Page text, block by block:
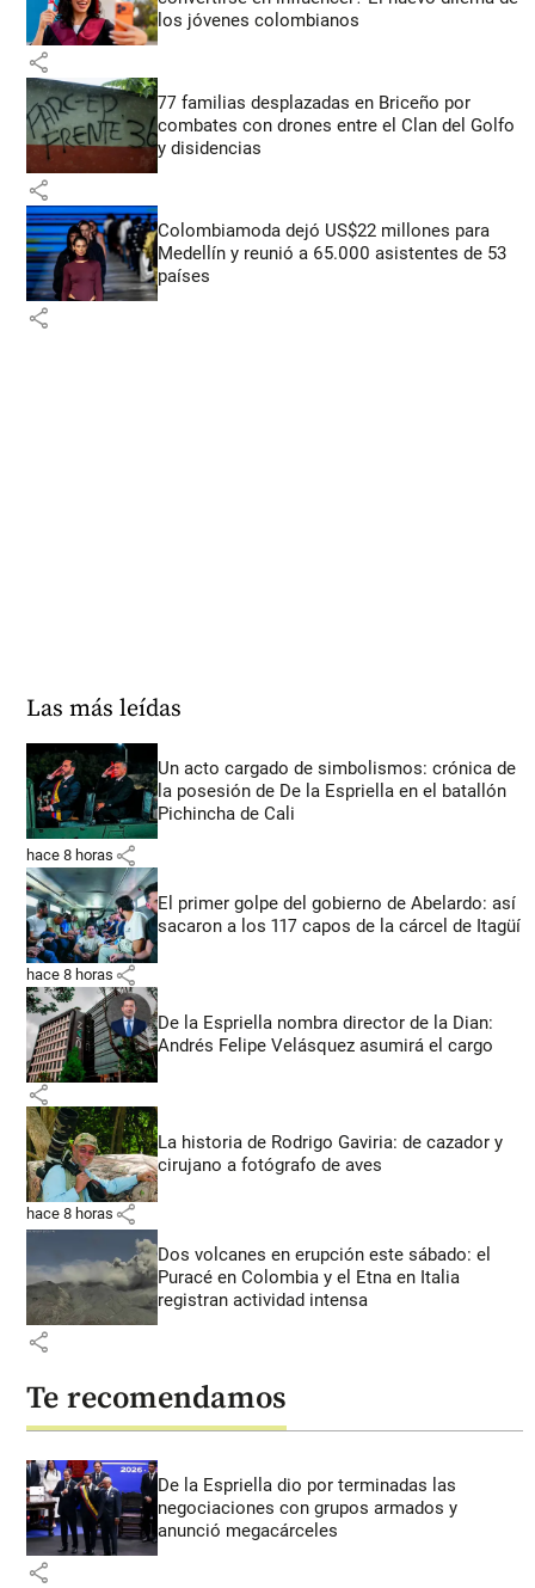
los jóvenes colombianos
share
77 familias desplazadas en Briceño por
combates con drones entre el Clan del Golfo
y disidencias
share
Colombiamoda dejó US$22 millones para
Medellín y reunió a 65.000 asistentes de 53
países
share
Las más leídas
Un acto cargado de simbolismos: crónica de
la posesión de De la Espriella en el batallón
Pichincha de Cali
hace 8 horas share
El primer golpe del gobierno de Abelardo: así
sacaron a los 117 capos de la cárcel de Itagüí
hace 8 horas share
De la Espriella nombra director de la Dian:
Andrés Felipe Velásquez asumirá el cargo
share
La historia de Rodrigo Gaviria: de cazador y
cirujano a fotógrafo de aves
hace 8 horas share
Dos volcanes en erupción este sábado: el
Puracé en Colombia y el Etna en Italia
registran actividad intensa
share
Te recomendamos
De la Espriella dio por terminadas las
negociaciones con grupos armados y
anunció megacárceles
share